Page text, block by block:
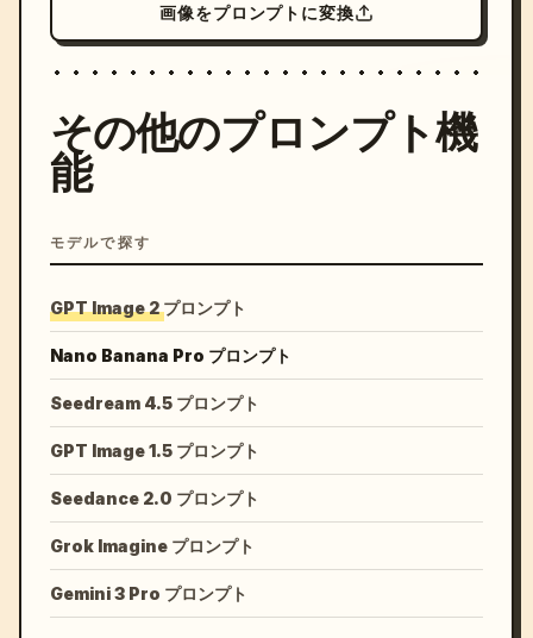
画像をプロンプトに変換
その他のプロンプト機
能
モデルで探す
GPT Image 2 プロンプト
Nano Banana Pro プロンプト
Seedream 4.5 プロンプト
GPT Image 1.5 プロンプト
Seedance 2.0 プロンプト
Grok Imagine プロンプト
Gemini 3 Pro プロンプト